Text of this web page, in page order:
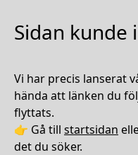
Sidan kunde
Vi har precis lanserat
hända att länken du
flyttats.
👉 Gå till startsidan
det du söker.